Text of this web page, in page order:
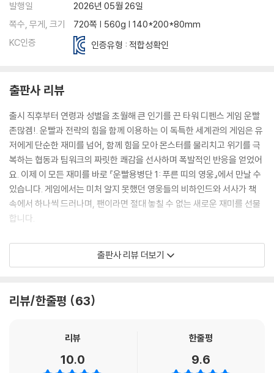
발행일
2026년 05월 26일
쪽수, 무게, 크기
720쪽 | 560g | 140*200*80mm
KC인증
인증유형 : 적합성확인
출판사 리뷰
출시 직후부터 연령과 성별을 초월해 큰 인기를 끈 타워 디펜스 게임 운빨
존많겜!. 운빨과 전략의 힘을 함께 이용하는 이 독특한 세계관의 게임은 유
저에게 단순한 재미를 넘어, 함께 힘을 모아 몬스터를 물리치고 위기를 극
복하는 협동과 팀워크의 짜릿한 쾌감을 선사하며 폭발적인 반응을 얻었어
요. 이제 이 모든 재미를 바로 『운빨용병단 1: 푸른 띠의 영웅』에서 만날 수
있습니다. 게임에서는 미처 알지 못했던 영웅들의 비하인드와 서사가 책
속에서 하나씩 드러나며, 팬이라면 절대 놓칠 수 없는 새로운 재미를 선물
합니다.
붉은 비, 무너지는 성벽, 정체불명의 ‘불행석’까지!
운빨 왕국에 무슨 일이 벌어진 걸까?
은 마치 게임의 퀘스트처럼 연달아 벌어지는 불가사의한 사건들 속으로 빨
연을 품고 등장하고, 독자들은 그들의 선택과 행동 하나하나에 몰입하게
불가의 변수까지 더해진 이 이야기 속에서는 매 장면이 반전과 흥미로 가
출판사 리뷰 더보기
리뷰/한줄평 63
리뷰
10.0
한줄평
9.6